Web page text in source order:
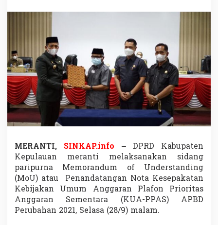
A
2
0
2
1
M
e
r
a
n
i
D
i
s
e
p
a
k
a
MERANTI, SINKAP.info – DPRD Kabupaten
Kepulauan meranti melaksanakan sidang
paripurna Memorandum of Understanding
(MoU) atau Penandatangan Nota Kesepakatan
Kebijakan Umum Anggaran Plafon Prioritas
Anggaran Sementara (KUA-PPAS) APBD
Perubahan 2021, Selasa (28/9) malam.